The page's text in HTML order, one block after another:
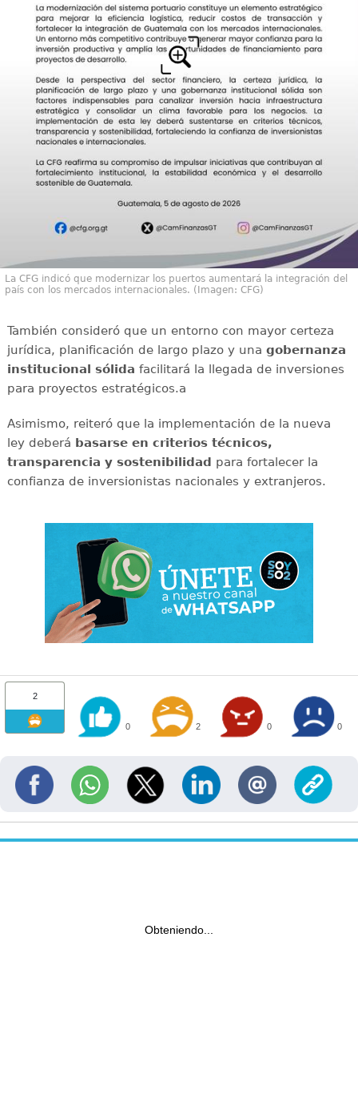
La CFG indicó que modernizar los puertos aumentará la integración del
país con los mercados internacionales. (Imagen: CFG)
También consideró que un entorno con mayor certeza
jurídica, planificación de largo plazo y una gobernanza
institucional sólida facilitará la llegada de inversiones
para proyectos estratégicos.a
Asimismo, reiteró que la implementación de la nueva
ley deberá basarse en criterios técnicos,
transparencia y sostenibilidad para fortalecer la
confianza de inversionistas nacionales y extranjeros.
2
0 2 0 0
Obteniendo...